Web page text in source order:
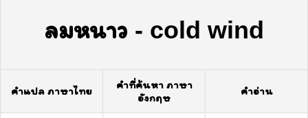
ลมหนาว - cold wind
คำแปล ภาษาไทย
คำที่ค้นหา ภาษา
อังกฤษ
คำอ่าน